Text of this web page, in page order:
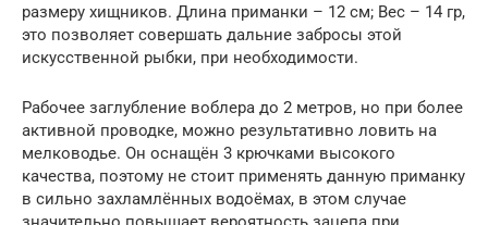
размеру хищников. Длина приманки – 12 см; Вес – 14 гр,
это позволяет совершать дальние забросы этой
искусственной рыбки, при необходимости.
Рабочее заглубление воблера до 2 метров, но при более
активной проводке, можно результативно ловить на
мелководье. Он оснащён 3 крючками высокого
качества, поэтому не стоит применять данную приманку
в сильно захламлённых водоёмах, в этом случае